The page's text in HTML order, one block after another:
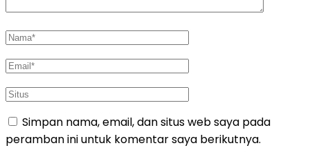
Simpan nama, email, dan situs web saya pada
peramban ini untuk komentar saya berikutnya.